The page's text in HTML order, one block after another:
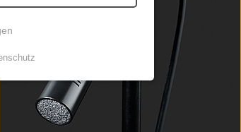
grundlegende
Funktion der